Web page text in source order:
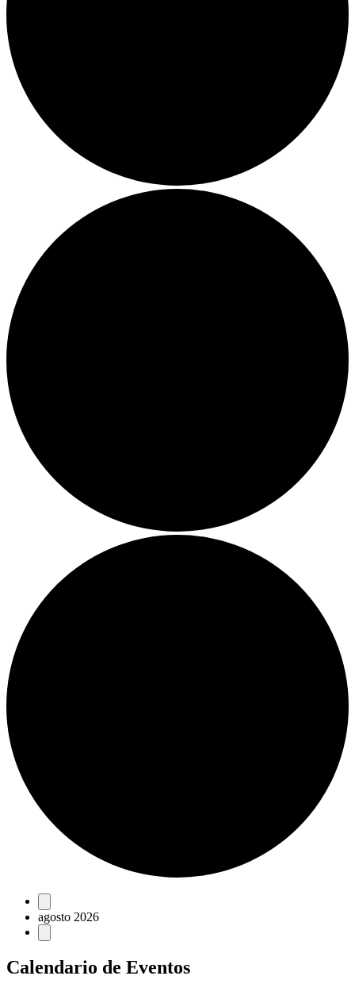
Eventos
agosto 2026
Calendario de Eventos